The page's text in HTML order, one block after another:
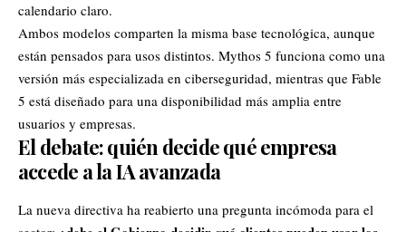
calendario claro.
Ambos modelos comparten la misma base tecnológica, aunque
están pensados para usos distintos. Mythos 5 funciona como una
versión más especializada en ciberseguridad, mientras que Fable
5 está diseñado para una disponibilidad más amplia entre
usuarios y empresas.
El debate: quién decide qué empresa
accede a la IA avanzada
La nueva directiva ha reabierto una pregunta incómoda para el